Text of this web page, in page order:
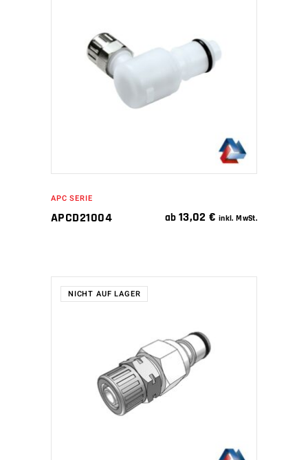
WEITERLESEN
APC SERIE
APCD21004 ab 13,02€ inkl. MwSt.
NICHT AUF LAGER
WEITERLESEN